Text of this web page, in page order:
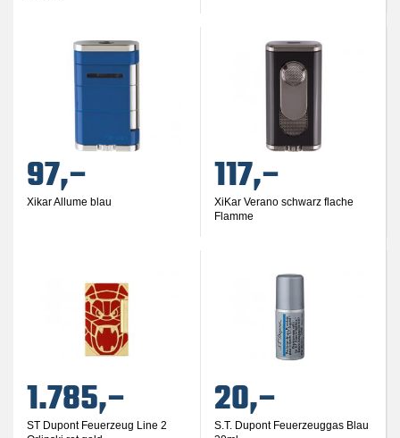
97,–
Xikar Allume blau 117,–
XiKar Verano schwarz flache
Flamme
1.785,–
ST Dupont Feuerzeug Line 2
20,–
S.T. Dupont Feuerzeuggas Blau